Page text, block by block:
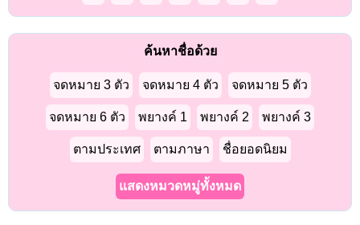
ค้นหาชื่อด้วย
จดหมาย 3 ตัว จดหมาย 4 ตัว จดหมาย 5 ตัว
จดหมาย 6 ตัว พยางค์ 1 พยางค์ 2 พยางค์ 3
ตามประเทศ ตามภาษา ชื่อยอดนิยม
แสดงหมวดหมู่ทั้งหมด